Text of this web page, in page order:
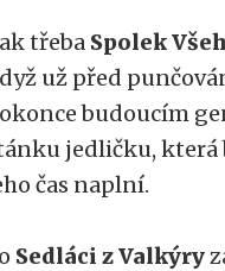
třeba Spolek
už před
budoucím
jedličku, která
čas naplní.
Sedláci z Valkýry